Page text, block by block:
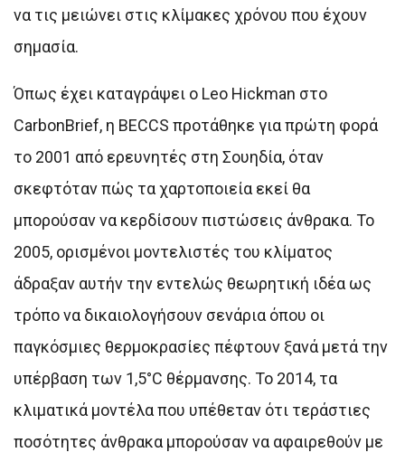
να τις μειώνει στις κλίμακες χρόνου που έχουν
σημασία.
Όπως έχει καταγράψει ο Leo Hickman στο
CarbonBrief, η BECCS προτάθηκε για πρώτη φορά
το 2001 από ερευνητές στη Σουηδία, όταν
σκεφτόταν πώς τα χαρτοποιεία εκεί θα
μπορούσαν να κερδίσουν πιστώσεις άνθρακα. Το
2005, ορισμένοι μοντελιστές του κλίματος
άδραξαν αυτήν την εντελώς θεωρητική ιδέα ως
τρόπο να δικαιολογήσουν σενάρια όπου οι
παγκόσμιες θερμοκρασίες πέφτουν ξανά μετά την
υπέρβαση των 1,5°C θέρμανσης. Το 2014, τα
κλιματικά μοντέλα που υπέθεταν ότι τεράστιες
ποσότητες άνθρακα μπορούσαν να αφαιρεθούν με